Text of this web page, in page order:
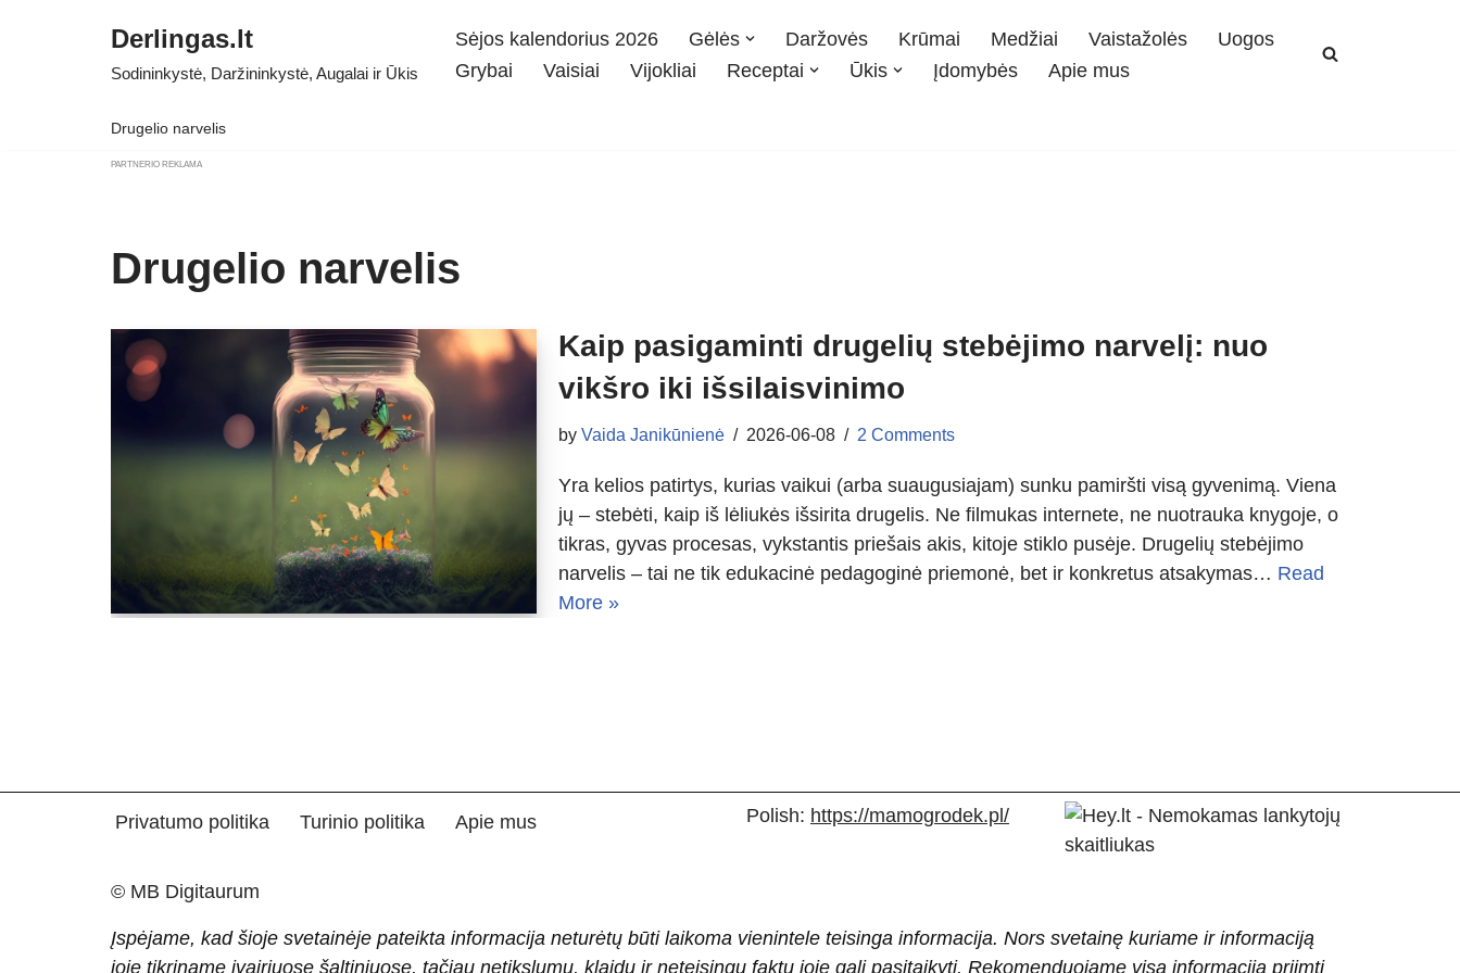
Derlingas.lt
Sodininkystė, Daržininkystė, Augalai ir Ūkis
Sėjos kalendorius 2026 Gėlės Daržovės Krūmai Medžiai Vaistažolės
Uogos
Grybai
Vaisiai Vijokliai Receptai Ūkis Įdomybės Apie mus
Drugelio narvelis
PARTNERIO REKLAMA
Drugelio narvelis
Kaip pasigaminti drugelių stebėjimo narvelį: nuo
vikšro iki išsilaisvinimo
by Vaida Janikūnienė 2026-06-08 2 Comments
Yra kelios patirtys, kurias vaikui (arba suaugusiajam) sunku pamiršti visą gyvenimą. Viena
jų – stebėti, kaip iš lėliukės išsirita drugelis. Ne filmukas internete, ne nuotrauka knygoje, o
tikras, gyvas procesas, vykstantis priešais akis, kitoje stiklo pusėje. Drugelių stebėjimo
narvelis – tai ne tik edukacinė pedagoginė priemonė, bet ir konkretus atsakymas… Read
More »
Privatumo politika Turinio politika Apie mus Polish: https://mamogrodek.pl/
© MB Digitaurum
Įspėjame, kad šioje svetainėje pateikta informacija neturėtų būti laikoma vienintele teisinga informacija. Nors svetainę kuriame ir informaciją
joje tikriname įvairiuose šaltiniuose, tačiau netikslumų, klaidų ir neteisingų faktų joje gali pasitaikyti. Rekomenduojame visą informaciją priimti